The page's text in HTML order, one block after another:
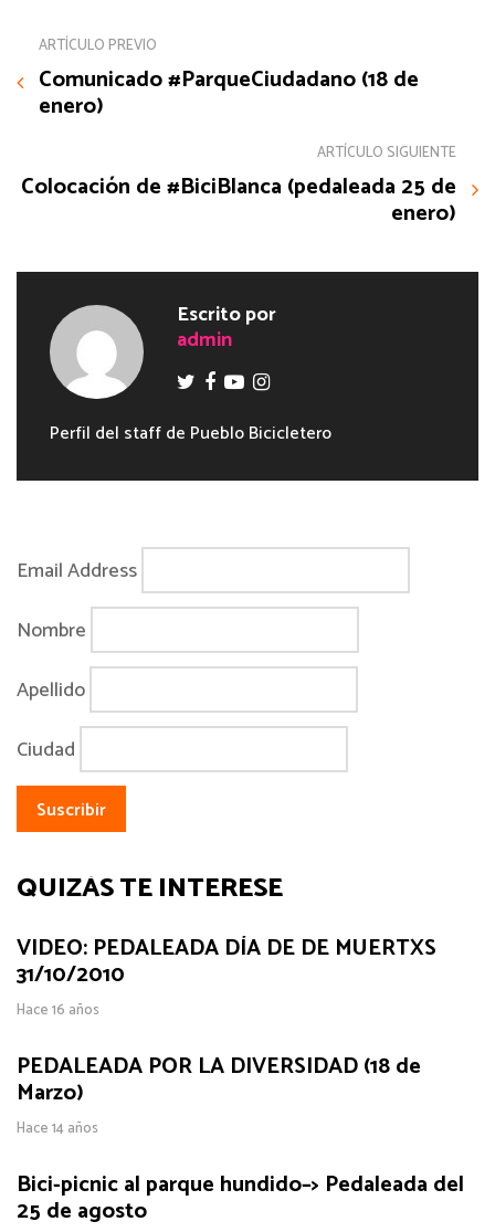
ARTÍCULO PREVIO
Comunicado #ParqueCiudadano (18 de
enero)
ARTÍCULO SIGUIENTE
Colocación de #BiciBlanca (pedaleada 25 de
enero)
Escrito por
admin
Perfil del staff de Pueblo Bicicletero
Email Address
Nombre
Apellido
Ciudad
QUIZÁS TE INTERESE
VIDEO: PEDALEADA DÍA DE DE MUERTXS
31/10/2010
Hace 16 años
PEDALEADA POR LA DIVERSIDAD (18 de
Marzo)
Hace 14 años
Bici-picnic al parque hundido–> Pedaleada del
25 de agosto